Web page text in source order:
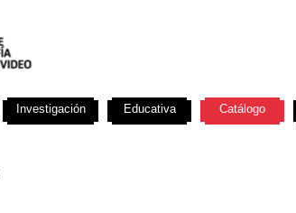
Investigación Educativa Catálogo